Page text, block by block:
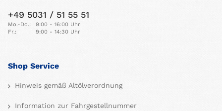
+49 5031 / 51 55 51
Mo.-Do.:
9:00 - 16:00 Uhr
Fr.:
9:00 - 14:30 Uhr
Shop Service
Hinweis gemäß Altölverordnung
Information zur Fahrgestellnummer